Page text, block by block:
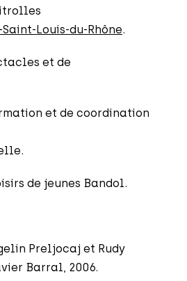
Louis-du-Rhône.
et de
et de coordination
de jeunes Bandol.
Preljocaj et Rudy
Barral, 2006.